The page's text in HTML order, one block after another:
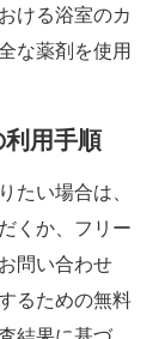
ける浴室のカ
な薬剤を使用
用手順
たい場合は、
くか、フリー
問い合わせ
るための無料